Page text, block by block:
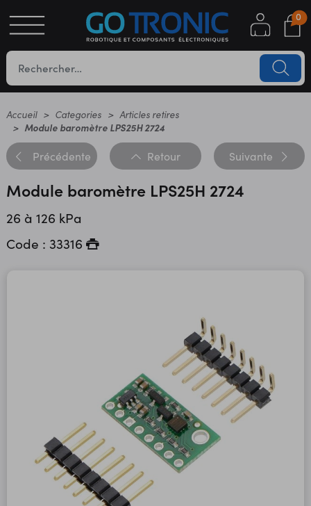
0
Accueil Categories
Articles retires
Module baromètre LPS25H 2724
Précédente Retour Suivante
Module baromètre LPS25H 2724
26 à 126 kPa
Code : 33316